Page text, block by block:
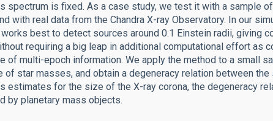
spectrum is fixed. As a case study, we test it with a sample
with real data from the Chandra X-ray Observatory. In our
best to detect sources around 0.1 Einstein radii, giving
requiring a big leap in additional computational effort as
of multi-epoch information. We apply the method to a small
of star masses, and obtain a degeneracy relation between
estimates for the size of the X-ray corona, the degeneracy
by planetary mass objects.